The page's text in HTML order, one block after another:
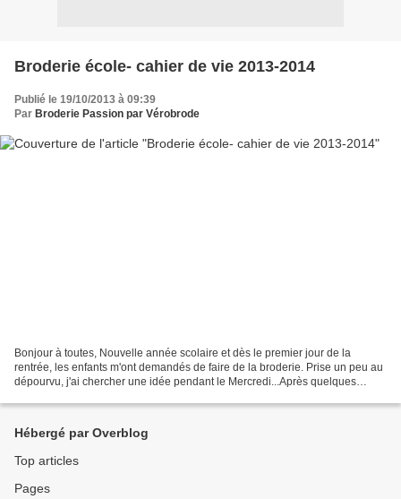
Broderie école- cahier de vie 2013-2014
Publié le 19/10/2013 à 09:39
Par Broderie Passion par Vérobrode
Bonjour à toutes, Nouvelle année scolaire et dès le premier jour de la
rentrée, les enfants m'ont demandés de faire de la broderie. Prise un peu au
dépourvu, j'ai chercher une idée pendant le Mercredi...Après quelques
Hébergé par Overblog
Top articles
Pages